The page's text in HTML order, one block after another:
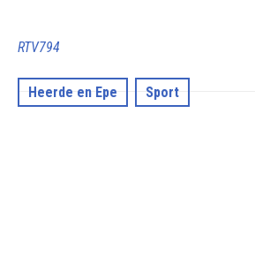
RTV794
Heerde en Epe Sport